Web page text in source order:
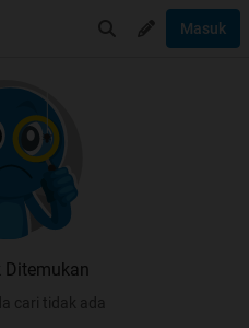
Masuk
Ditemukan
cari tidak ada